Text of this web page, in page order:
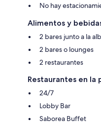
No hay
Alimentos y
2 bares junto a la
2 bares o lounges
2 restaurantes
Restaurantes en la
24/7
Lobby Bar
Saborea Buffet